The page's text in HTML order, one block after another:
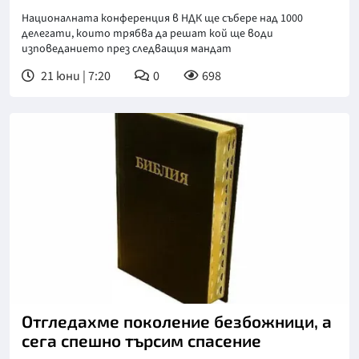
Националната конференция в НДК ще събере над 1000
делегати, които трябва да решат кой ще води
изповеданието през следващия мандат
21 юни | 7:20 0 698
Отгледахме поколение безбожници, а
сега спешно търсим спасение